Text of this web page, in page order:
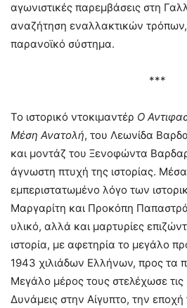
αγωνιστικές παρεμβάσεις στη
αναζήτηση εναλλακτικών
παρανοϊκό σύστημα.
***
Το ιστορικό ντοκιμαντέρ Ο
Μέση Ανατολή, του Λεωνίδα
και μοντάζ του Ξενοφώντα
άγνωστη πτυχή της ιστορίας.
εμπεριστατωμένο λόγο των
Μαργαρίτη και Προκόπη
υλικό, αλλά και μαρτυρίες
ιστορία, με αφετηρία το μεγάλο
1943 χιλιάδων Ελλήνων, προς τα
Μεγάλο μέρος τους στελέχωσε
Δυνάμεις στην Αίγυπτο, την